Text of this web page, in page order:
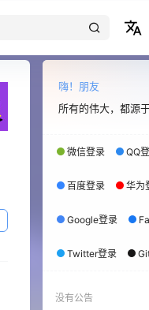
嗨！朋友
所有的伟大，都源
微信登录 QQ
百度登录 华为
Google登录
Twitter登录
没有公告